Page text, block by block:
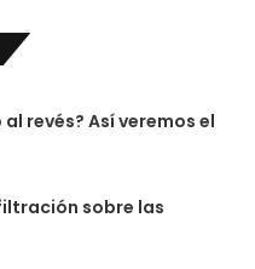
revés? Así veremos el
sobre las